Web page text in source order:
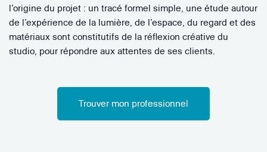
l’origine du projet : un tracé formel simple, une étude autour
de l’expérience de la lumière, de l’espace, du regard et des
matériaux sont constitutifs de la réflexion créative du
studio, pour répondre aux attentes de ses clients.
Trouver mon professionnel